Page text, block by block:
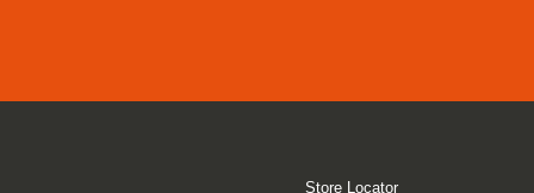
Store Locator